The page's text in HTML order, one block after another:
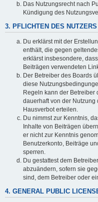
Das Nutzungsrecht nach
Kündigung des
3. PFLICHTEN DES NUTZERS
Du erklärst mit der
enthält, die gegen
erklärst insbesondere,
Beiträgen verwendeten
Der Betreiber des Boards
diese
Regeln kann der Betreiber
dauerhaft von der
Hausverbot erteilen.
Du nimmst zur Kenntnis,
Inhalte von Beiträgen
er nicht zur Kenntnis
Benutzerkonto, Beiträge
sperren.
Du gestattest dem
abzuändern, sofern sie
sind, dem Betreiber oder
4. GENERAL PUBLIC